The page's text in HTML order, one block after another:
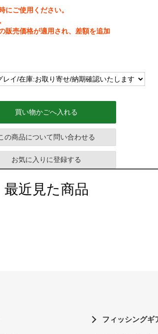
ご使用ください。
販売価格が適用され、差額を追加
買い物かごへ入れる
の商品について問い合わせる
お気に入りに登録する
最近見た商品
フィッシングギ